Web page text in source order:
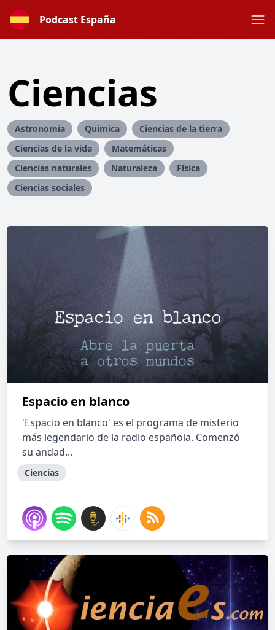
Podcast España
Ciencias
Astronomía Química
Ciencias de la tierra
Ciencias de la vida
Matemáticas
Ciencias naturales
Naturaleza
Física
Ciencias sociales
Espacio en blanco
'Espacio en blanco' es el programa de misterio
más legendario de la radio española. Comenzó
su andad...
Ciencias